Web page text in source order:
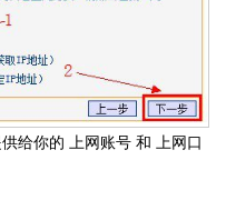
给你的 上网账号 和 上网口